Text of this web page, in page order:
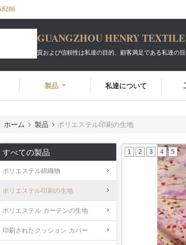
GUANGZHOU HENRY
質および信頼性は私達の目的、顧客満足である私達の目
製品 私達について
ホーム 製品 ポリエステル印刷の生地
すべての製品
ポリエステル綿織物
ポリエステル印刷の生地
ポリエステル カーテンの生地
印刷されたクッション カバー
1 2 3 4 5